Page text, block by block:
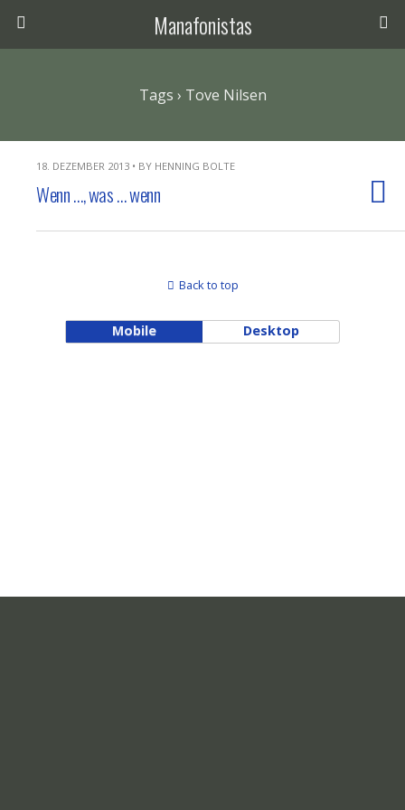
Manafonistas
Tags › Tove Nilsen
18. DEZEMBER 2013 • BY HENNING BOLTE
Wenn …, was … wenn
Back to top
Mobile Desktop